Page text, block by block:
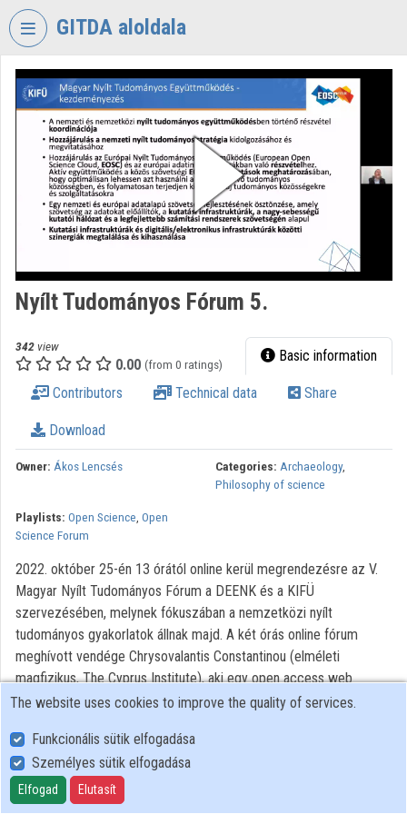
Skip header
GITDA aloldala
VIDEOTORIUM
GOVERNMENTAL
INFORMATION-
TECHNOLOGY
DEVELOPMENT
AGENCY
Categories
Organization playlists
Nyílt Tudományos Fórum 5.
342 view
0.00 (from 0 ratings) Basic information
Contributors Technical data Share
Download
Owner: Ákos Lencsés Categories: Archaeology,
Philosophy of science
Playlists: Open Science, Open
Science Forum
2022. október 25-én 13 órától online kerül megrendezésre az V.
Magyar Nyílt Tudományos Fórum a DEENK és a KIFÜ
szervezésében, melynek fókuszában a nemzetközi nyílt
tudományos gyakorlatok állnak majd. A két órás online fórum
meghívott vendége Chrysovalantis Constantinou (elméleti
magfizikus, The Cyprus Institute), aki egy open access web
alkalmazást mutat be a közönségnek.
User Policy
Adatkezelési tájékoztató (en)
Cookie Policy
The website uses cookies to improve the quality of services.
Funkcionális sütik elfogadása
Személyes sütik elfogadása
Elfogad Elutasít